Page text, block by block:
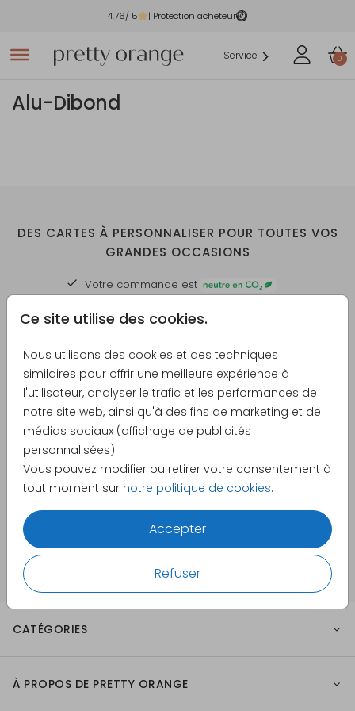
4.76/ 5 | Protection acheteur
Service 0
Ce site utilise des cookies.
Nous utilisons des cookies et des techniques
similaires pour offrir une meilleure expérience à
l'utilisateur, analyser le trafic et les performances de
notre site web, ainsi qu'à des fins de marketing et de
médias sociaux (affichage de publicités
personnalisées).
Vous pouvez modifier ou retirer votre consentement à
tout moment sur notre politique de cookies.
Accepter
Refuser
Alu-Dibond
DES CARTES À PERSONNALISER POUR TOUTES VOS
GRANDES OCCASIONS
Votre commande est
CE QUE NOS CLIENTS DISENT DE NOUS
Note moyenne :
PAIEMENT SÉCURISÉ
CATÉGORIES
À PROPOS DE PRETTY ORANGE